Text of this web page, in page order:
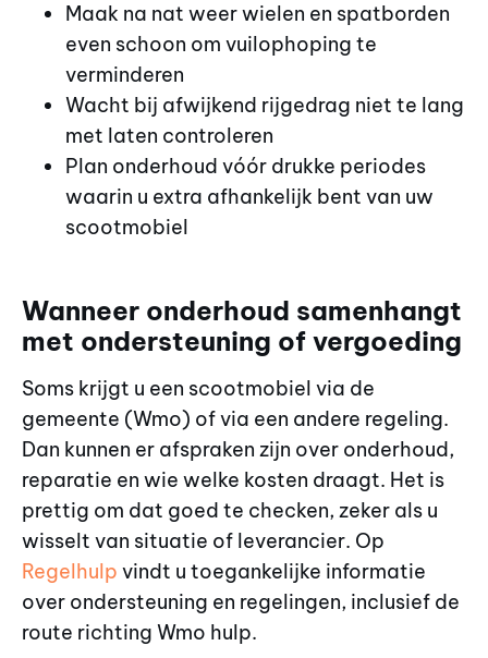
Maak na nat weer wielen en spatborden
even schoon om vuilophoping te
verminderen
Wacht bij afwijkend rijgedrag niet te lang
met laten controleren
Plan onderhoud vóór drukke periodes
waarin u extra afhankelijk bent van uw
scootmobiel
Wanneer onderhoud samenhangt
met ondersteuning of vergoeding
Soms krijgt u een scootmobiel via de
gemeente (Wmo) of via een andere regeling.
Dan kunnen er afspraken zijn over onderhoud,
reparatie en wie welke kosten draagt. Het is
prettig om dat goed te checken, zeker als u
wisselt van situatie of leverancier. Op
Regelhulp vindt u toegankelijke informatie
over ondersteuning en regelingen, inclusief de
route richting Wmo hulp.